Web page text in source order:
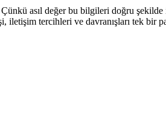
asıl değer bu bilgileri doğru
iletişim tercihleri ve davranışları tek bir